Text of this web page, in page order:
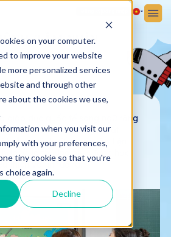
on your computer.
to improve your website
more personalized services
and through other
about the cookies we use,
when you visit our
with your preferences,
tiny cookie so that you're
choice again.
Decline
TẦM NHÌN
giáo dục quốc tế song ngữ rộng
bản sắc dân tộc, với chất
sắc, môi trường học tập tiện
lý, là thương hiệu được học
thích và tin tưởng.